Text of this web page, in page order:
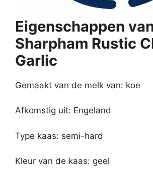
Eigenschappen
Sharpham Rustic
Garlic
Gemaakt van de melk van: koe
Afkomstig uit: Engeland
Type kaas: semi-hard
Kleur van de kaas: geel